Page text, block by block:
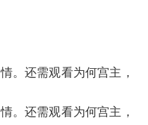
。还需观看为何宫主，
。还需观看为何宫主，